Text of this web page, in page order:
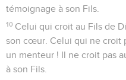
témoignage à son Fils.
10 Celui qui croit au Fils de
son cœur. Celui qui ne croit
un menteur ! Il ne croit pas
à son Fils.